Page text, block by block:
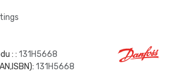
: : 131H5668
131H5668